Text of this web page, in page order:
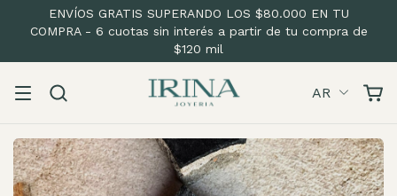
ENVÍOS GRATIS SUPERANDO LOS $80.000 EN TU
COMPRA - 6 cuotas sin interés a partir de tu compra de
$120 mil
AR